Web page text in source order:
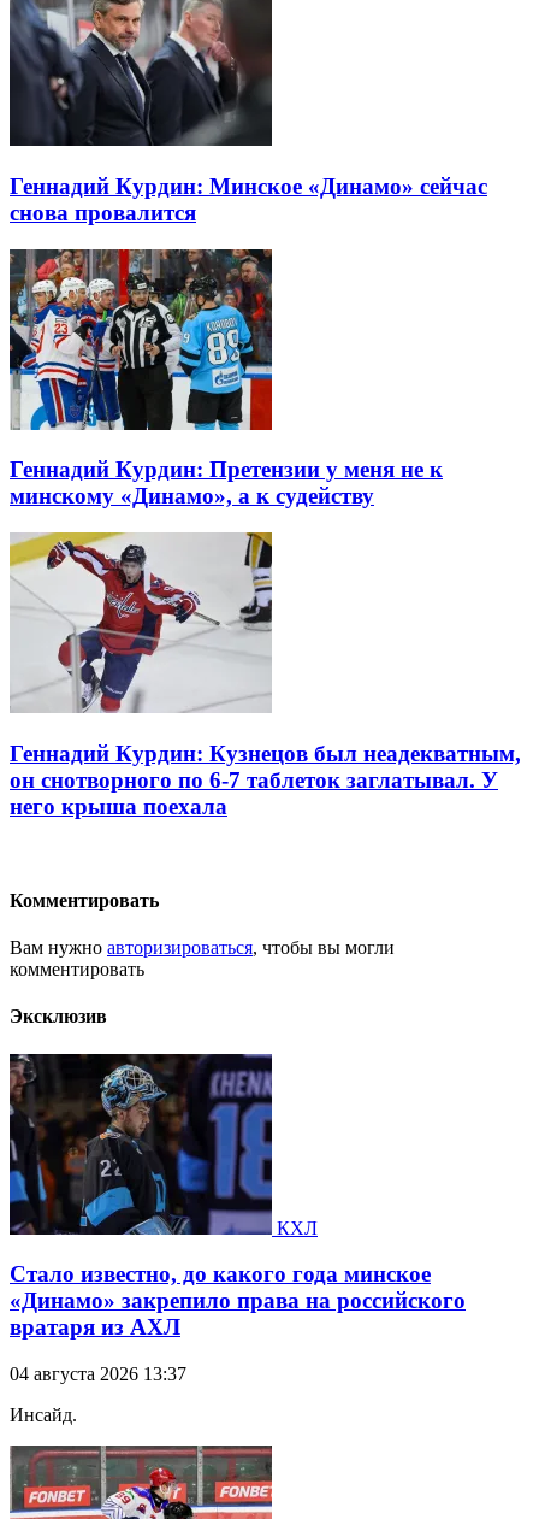
Геннадий Курдин: Минское «Динамо» сейчас
снова провалится
Геннадий Курдин: Претензии у меня не к
минскому «Динамо», а к судейству
Геннадий Курдин: Кузнецов был неадекватным,
он снотворного по 6-7 таблеток заглатывал. У
него крыша поехала
Комментировать
Вам нужно авторизироваться, чтобы вы могли
комментировать
Эксклюзив
КХЛ
Стало известно, до какого года минское
«Динамо» закрепило права на российского
вратаря из АХЛ
04 августа 2026 13:37
Инсайд.